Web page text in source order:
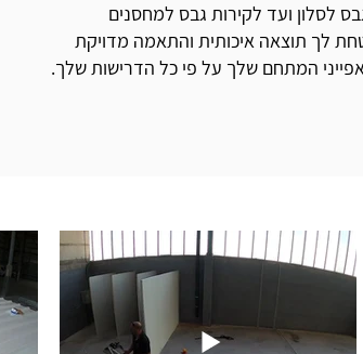
לסלון ועד לקירות גבס למחסנים
לך תוצאה איכותית והתאמה מדויקת
המתחם שלך על פי כל הדרישות שלך.